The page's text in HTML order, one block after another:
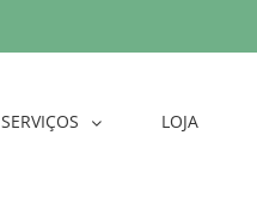
SERVIÇOS LOJA